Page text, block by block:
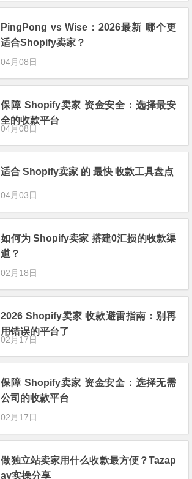
PingPong vs Wise：2026最新 哪个更
适合Shopify卖家？
04月08日
保障 Shopify卖家 资金安全：选择最安
全的收款平台
04月08日
适合 Shopify卖家 的 最快 收款工具盘点
04月03日
如何为 Shopify卖家 搭建0汇损的收款渠
道？
02月18日
2026 Shopify卖家 收款避雷指南：别再
用错误的平台了
02月17日
保障 Shopify卖家 资金安全：选择无需
公司的收款平台
02月17日
做独立站卖家用什么收款最方便？Tazap
ay实操分享